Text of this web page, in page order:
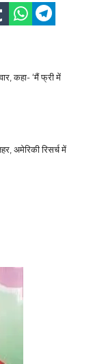
कहा- ‘मैं फ्री में
अमेरिकी रिसर्च में